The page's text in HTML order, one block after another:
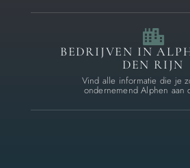
BEDRIJVEN IN
DEN RIJN
Vind alle informatie die je
ondernemend Alphen aan